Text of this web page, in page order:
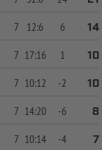
7 12:6 6
14
7 17:16 1
10
7 10:12 -2
10
7 14:20 -6
8
7 10:14 -4
7